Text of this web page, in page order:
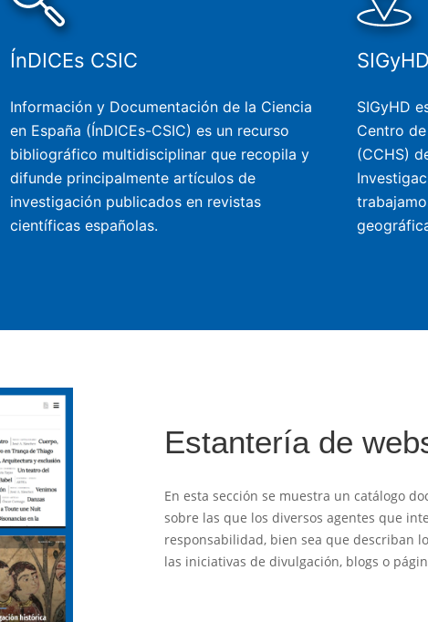
ÍnDICEs CSIC
Información y Documentación de la Ciencia
en España (ÍnDICEs-CSIC) es un recurso
bibliográfico multidisciplinar que recopila y
difunde principalmente artículos de
investigación publicados en revistas
científicas españolas.
SIGyHD
SIGyHD
Centro
(CCHS)
Estantería de
En esta sección se muestra un catálogo
sobre las que los diversos agentes que
responsabilidad, bien sea que describan
las iniciativas de divulgación, blogs o